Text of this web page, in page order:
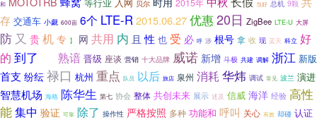
和
贝尔 2015年 当好 总机 9颗
存 交通车 小觑 600亩 6个 LTE-R2015.06.27优惠20日 ZigBee LTE-U 大屏
防 又 贵 机 专 】 网 共用 内 且 性 也 受 必 呼 涉 根号 拿 收 现 蓝天 科立 好
的 到了 熟谙 晋级 座谈 营销 十大品牌 威诺 新增 斗极 共建 调解 浙江 新版
首支 纷纭 禄口 杭州 重点 队员 以后 旅店 泉州 消耗 华炜 调试 常见 波兰 演进
智慧机场 海格 陈华生 第七 协会 整体 共创未来 展示 述及 信威 海洋 经验 高性
能集中 验证 可靠 除了 操作性 严格按照 多种 功能和 呼叫 关心 有效 却碰 认证